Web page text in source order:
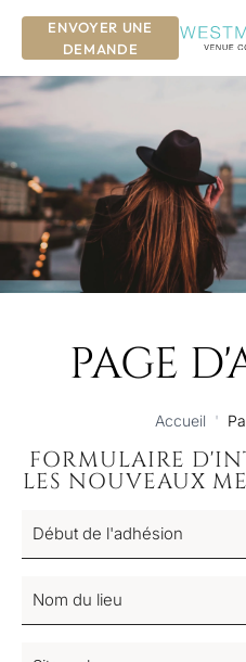
ENVOYER UNE
DEMANDE
PAGE
Accueil '
FORMULAIRE
LES NOUVEAUX
Début
(Nécessaire)
MM